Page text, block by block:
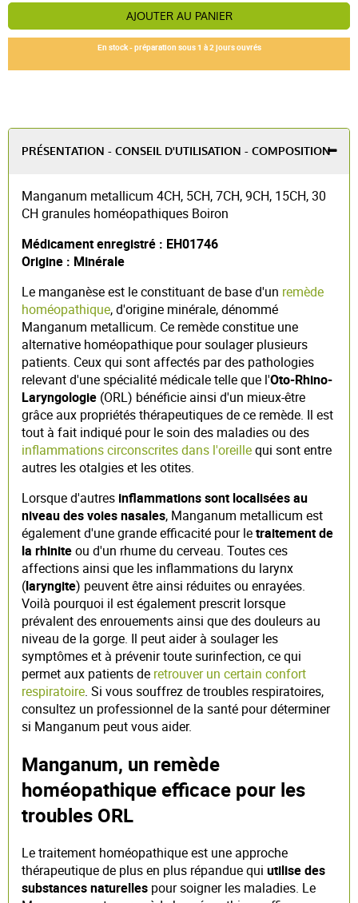
AJOUTER AU PANIER
En stock - préparation sous 1 à 2 jours ouvrés
PRÉSENTATION - CONSEIL D'UTILISATION - COMPOSITION
Manganum metallicum 4CH, 5CH, 7CH, 9CH, 15CH, 30
CH granules homéopathiques Boiron
Médicament enregistré : EH01746
Origine : Minérale
Le manganèse est le constituant de base d'un remède
homéopathique, d'origine minérale, dénommé
Manganum metallicum. Ce remède constitue une
alternative homéopathique pour soulager plusieurs
patients. Ceux qui sont affectés par des pathologies
relevant d'une spécialité médicale telle que l'Oto-Rhino-
Laryngologie (ORL) bénéficie ainsi d'un mieux-être
grâce aux propriétés thérapeutiques de ce remède. Il est
tout à fait indiqué pour le soin des maladies ou des
inflammations circonscrites dans l'oreillequi sont entre
autres les otalgies et les otites.
Lorsque d'autres inflammations sont localisées au
niveau des voies nasales, Manganum metallicum est
également d'une grande efficacité pour letraitement de
la rhiniteou d'un rhume du cerveau. Toutes ces
affections ainsi que les inflammations du larynx
(laryngite) peuvent être ainsi réduites ou enrayées.
Voilà pourquoi il est également prescrit lorsque
prévalent des enrouements ainsi que des douleurs au
niveau de la gorge. Il peut aider à soulager les
symptômes et à prévenir toute surinfection, ce qui
permet aux patients de retrouver un certain confort
respiratoire. Si vous souffrez de troubles respiratoires,
consultez un professionnel de la santé pour déterminer
si Manganum peut vous aider.
Manganum, un remède
homéopathique efficace pour les
troubles ORL
Le traitement homéopathique est une approche
thérapeutique de plus en plus répandue qui utilise des
substances naturelles pour soigner les maladies. Le